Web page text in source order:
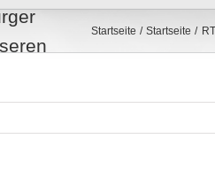
Startseite Startseite